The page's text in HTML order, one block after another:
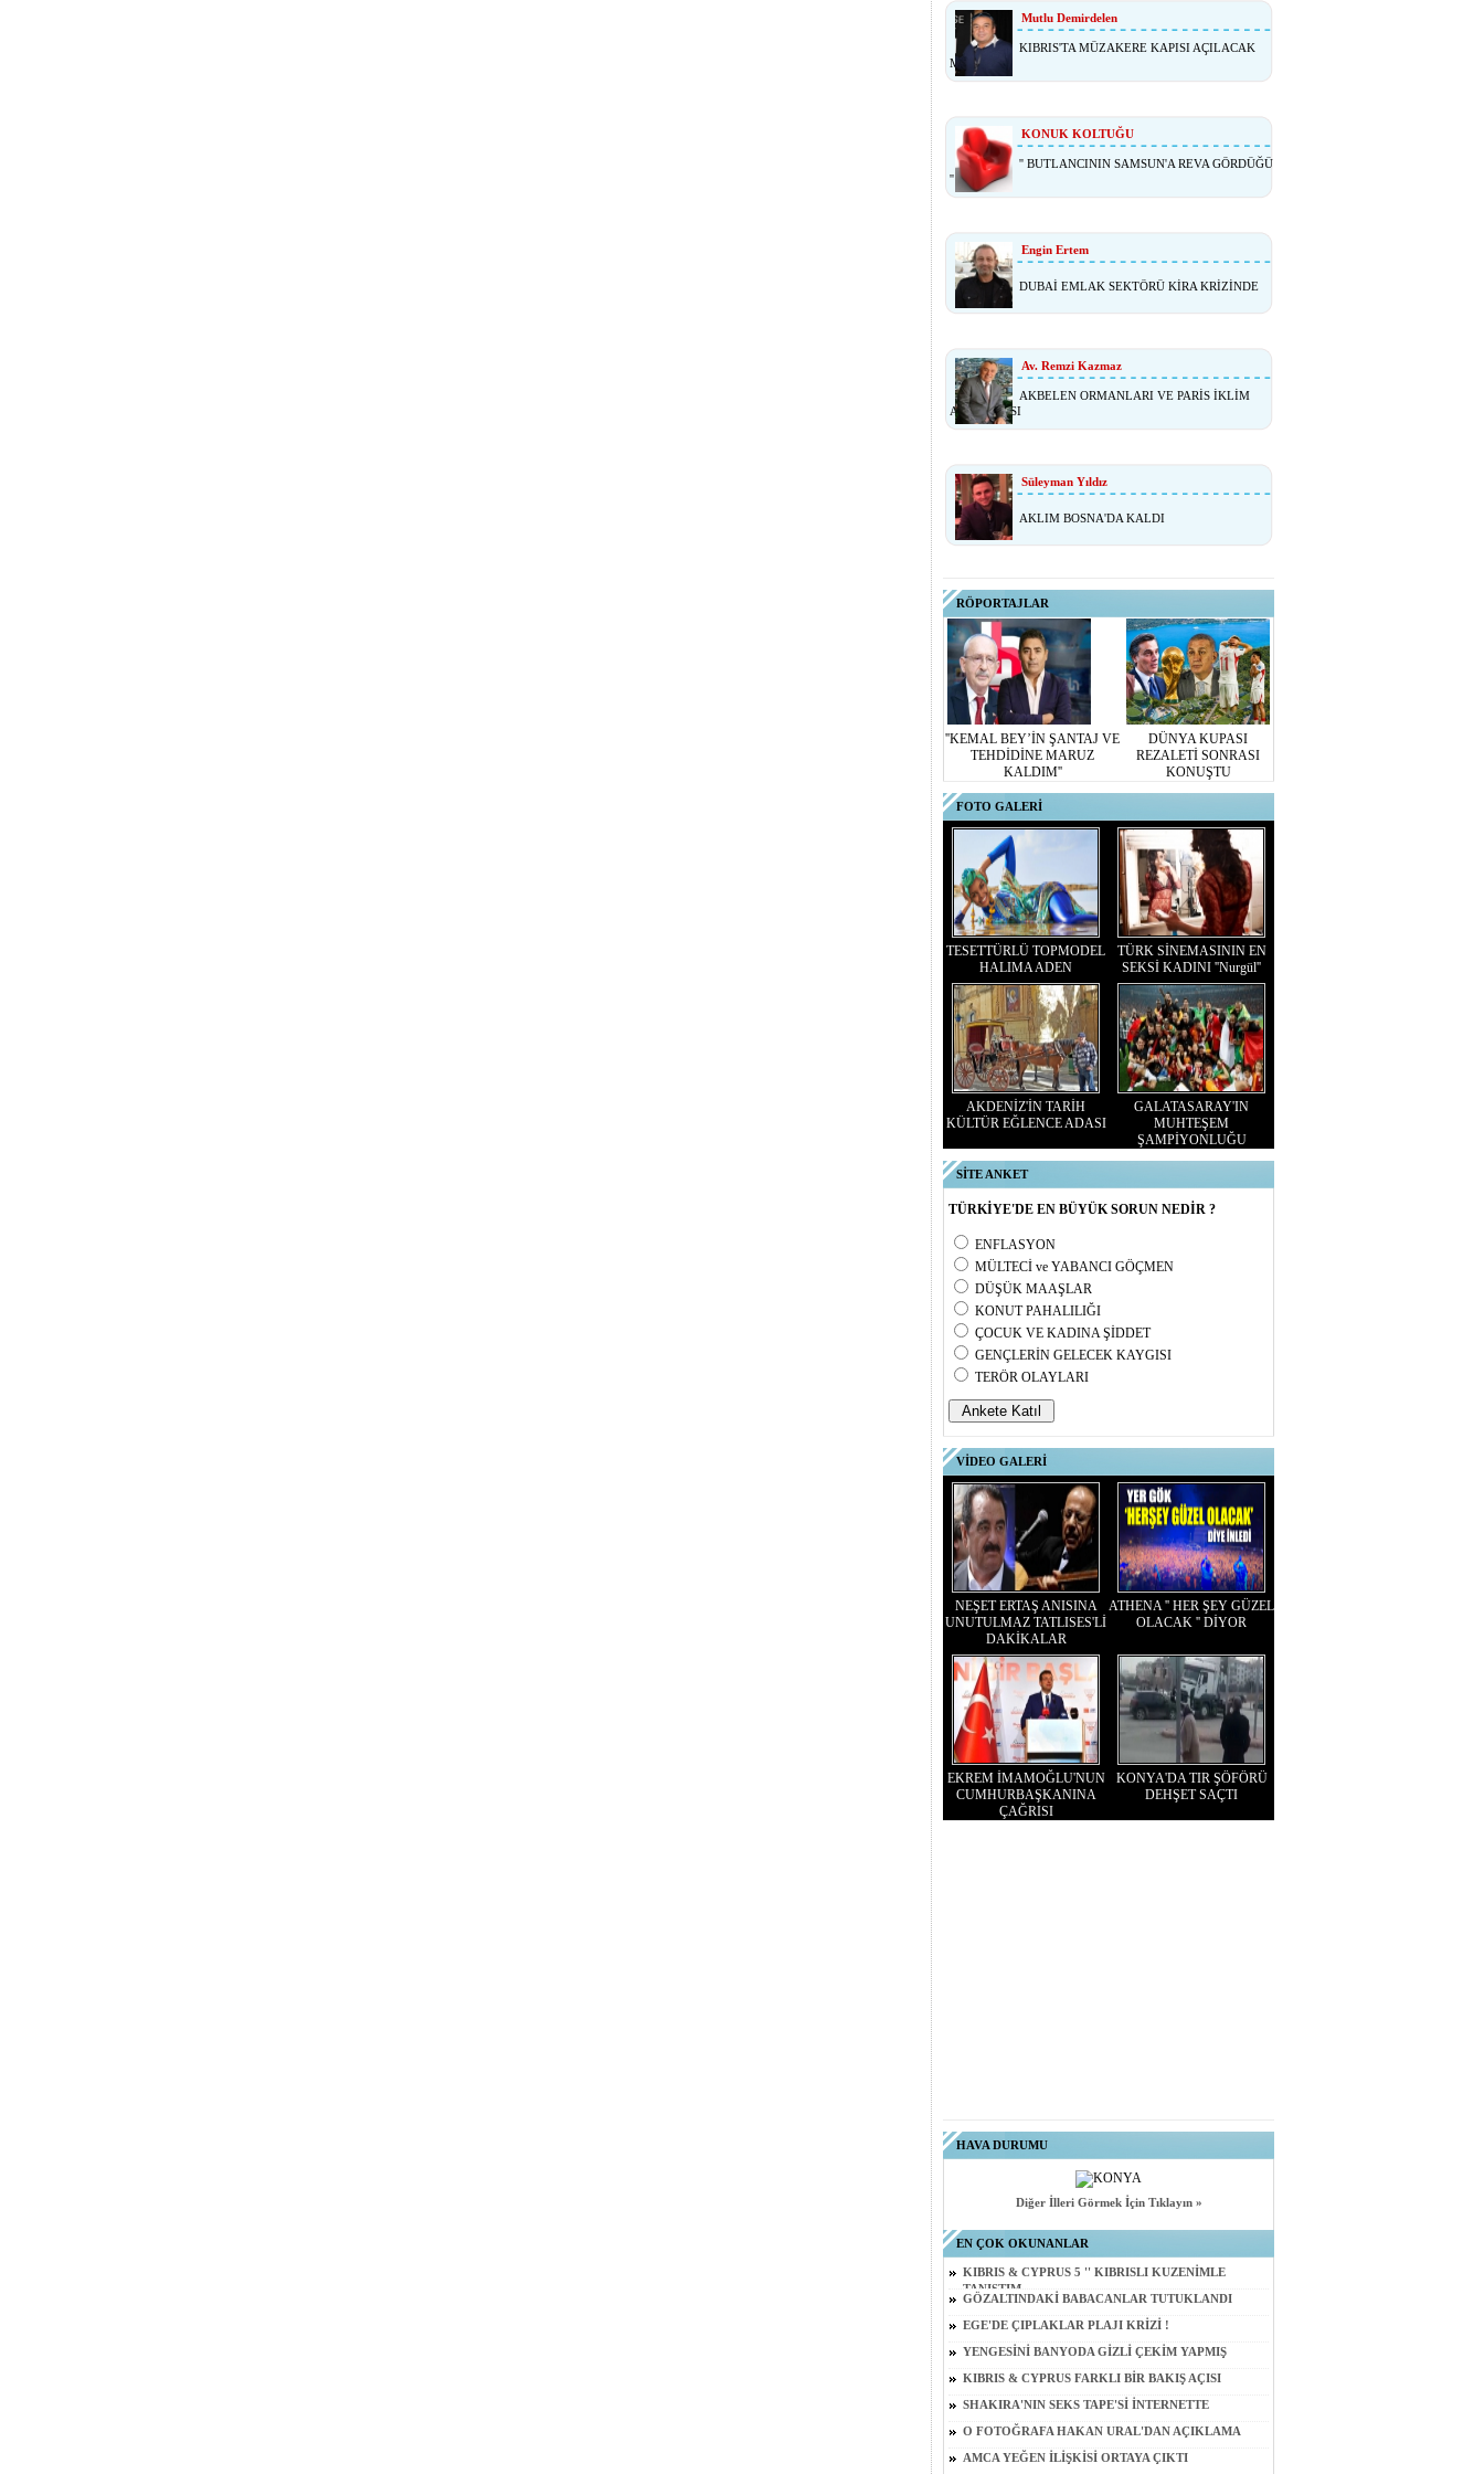
Mutlu Demirdelen
KIBRIS'TA MÜZAKERE KAPISI AÇILACAK
MI ?
KONUK KOLTUĞU
'' BUTLANCININ SAMSUN'A REVA GÖRDÜĞÜ
''
Engin Ertem
DUBAİ EMLAK SEKTÖRÜ KİRA KRİZİNDE
Av. Remzi Kazmaz
AKBELEN ORMANLARI VE PARİS İKLİM
ANLAŞMASI
Süleyman Yıldız
AKLIM BOSNA'DA KALDI
RÖPORTAJLAR
''KEMAL BEY’İN ŞANTAJ VE
TEHDİDİNE MARUZ
KALDIM''
DÜNYA KUPASI
REZALETİ SONRASI
KONUŞTU
FOTO GALERİ
TESETTÜRLÜ TOPMODEL
HALIMA ADEN
TÜRK SİNEMASININ EN
SEKSİ KADINI ''Nurgül''
AKDENİZ'İN TARİH
KÜLTÜR EĞLENCE ADASI
GALATASARAY'IN
MUHTEŞEM
ŞAMPİYONLUĞU
SİTE ANKET
TÜRKİYE'DE EN BÜYÜK SORUN NEDİR ?
ENFLASYON
MÜLTECİ ve YABANCI GÖÇMEN
DÜŞÜK MAAŞLAR
KONUT PAHALILIĞI
ÇOCUK VE KADINA ŞİDDET
GENÇLERİN GELECEK KAYGISI
TERÖR OLAYLARI
VİDEO GALERİ
NEŞET ERTAŞ ANISINA
UNUTULMAZ TATLISES'Lİ
DAKİKALAR
ATHENA '' HER ŞEY GÜZEL
OLACAK '' DİYOR
EKREM İMAMOĞLU'NUN
CUMHURBAŞKANINA
ÇAĞRISI
KONYA'DA TIR ŞÖFÖRÜ
DEHŞET SAÇTI
HAVA DURUMU
Diğer İlleri Görmek İçin Tıklayın »
EN ÇOK OKUNANLAR
KIBRIS & CYPRUS 5 '' KIBRISLI KUZENİMLE
TANIŞTIM
GÖZALTINDAKİ BABACANLAR TUTUKLANDI
EGE'DE ÇIPLAKLAR PLAJI KRİZİ !
YENGESİNİ BANYODA GİZLİ ÇEKİM YAPMIŞ
KIBRIS & CYPRUS FARKLI BİR BAKIŞ AÇISI
SHAKIRA'NIN SEKS TAPE'Sİ İNTERNETTE
O FOTOĞRAFA HAKAN URAL'DAN AÇIKLAMA
AMCA YEĞEN İLİŞKİSİ ORTAYA ÇIKTI